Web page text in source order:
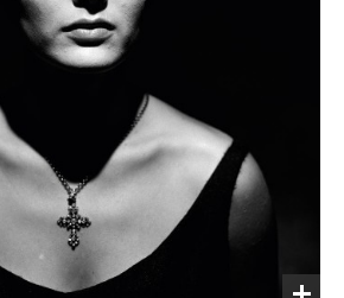
Prien am Chiemsee
/ Stiftung F.C.